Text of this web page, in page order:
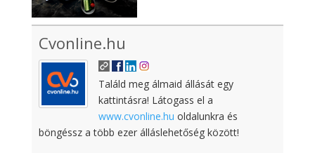
Cvonline.hu
Találd meg álmaid állását egy
kattintásra! Látogass el a
www.cvonline.hu oldalunkra és
böngéssz a több ezer álláslehetőség között!